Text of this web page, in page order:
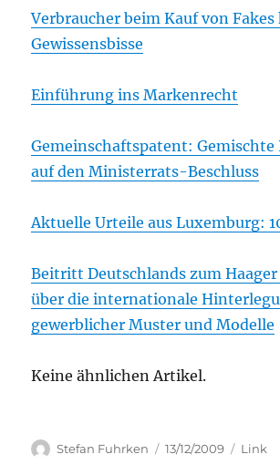
Verbraucher beim Kauf von Fakes
Gewissensbisse
Einführung ins Markenrecht
Gemeinschaftspatent: Gemischte
auf den Ministerrats-Beschluss
Aktuelle Urteile aus Luxemburg:
Beitritt Deutschlands zum
über die internationale
gewerblicher Muster und Modelle
Keine ähnlichen Artikel.
Author
Stefan Fuhrken
Posted
13/12/2009 Link